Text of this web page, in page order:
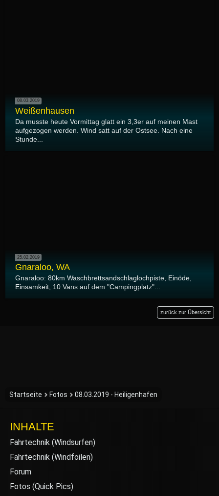
08.03.2019
Weißenhausen
Da musste heute Vormittag glatt ein 3,3er auf meinen Mast
aufgezogen werden. Wind satt auf der Ostsee. Nach eine
Stunde...
25.02.2019
Gnaraloo, WA
Gnaraloo: 80km Waschbrettsandschlaglochpiste, Einöde,
Einsamkeit, 10 Vans auf dem "Campingplatz"...
zurück zur Übersicht
Startseite Fotos 08.03.2019 - Heiligenhafen
INHALTE
Fahrtechnik (Windsurfen)
Fahrtechnik (Windfoilen)
Forum
Fotos (Quick Pics)